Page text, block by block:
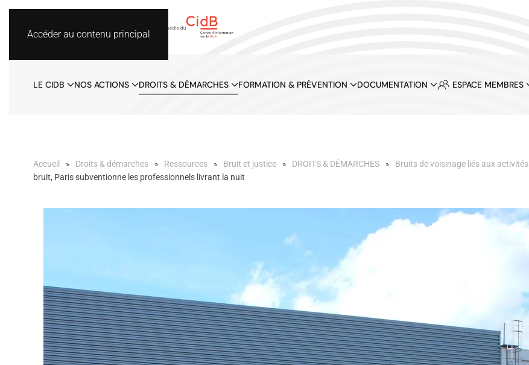
Accéder au contenu principal
LE CIDB NOS ACTIONS DROITS & DÉMARCHES FORMATION & PRÉVENTION DOCUMENTATION ESPACE MEMBRES
Accueil Droits & démarches Ressources Bruit et justice DROITS & DÉMARCHES Bruits de voisinage liés aux activités
bruit, Paris subventionne les professionnels livrant la nuit